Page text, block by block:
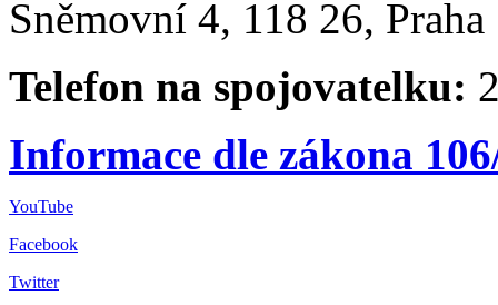
Sněmovní 4, 118 26,
Telefon na spojovatelku:
Informace dle zákona
YouTube
Facebook
Twitter